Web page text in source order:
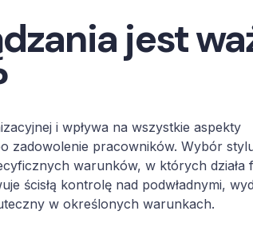
jest
i wpływa na wszystkie aspekty
zadowolenie pracowników. Wybór
warunków, w których działa
ścisłą kontrolę nad podwładnymi,
w określonych warunkach.